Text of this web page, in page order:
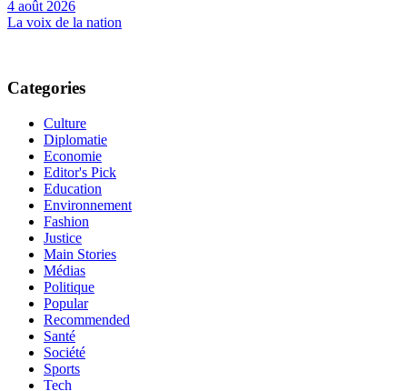
4 août 2026
La voix de la nation
Categories
Culture
Diplomatie
Economie
Editor's Pick
Education
Environnement
Fashion
Justice
Main Stories
Médias
Politique
Popular
Recommended
Santé
Société
Sports
Tech